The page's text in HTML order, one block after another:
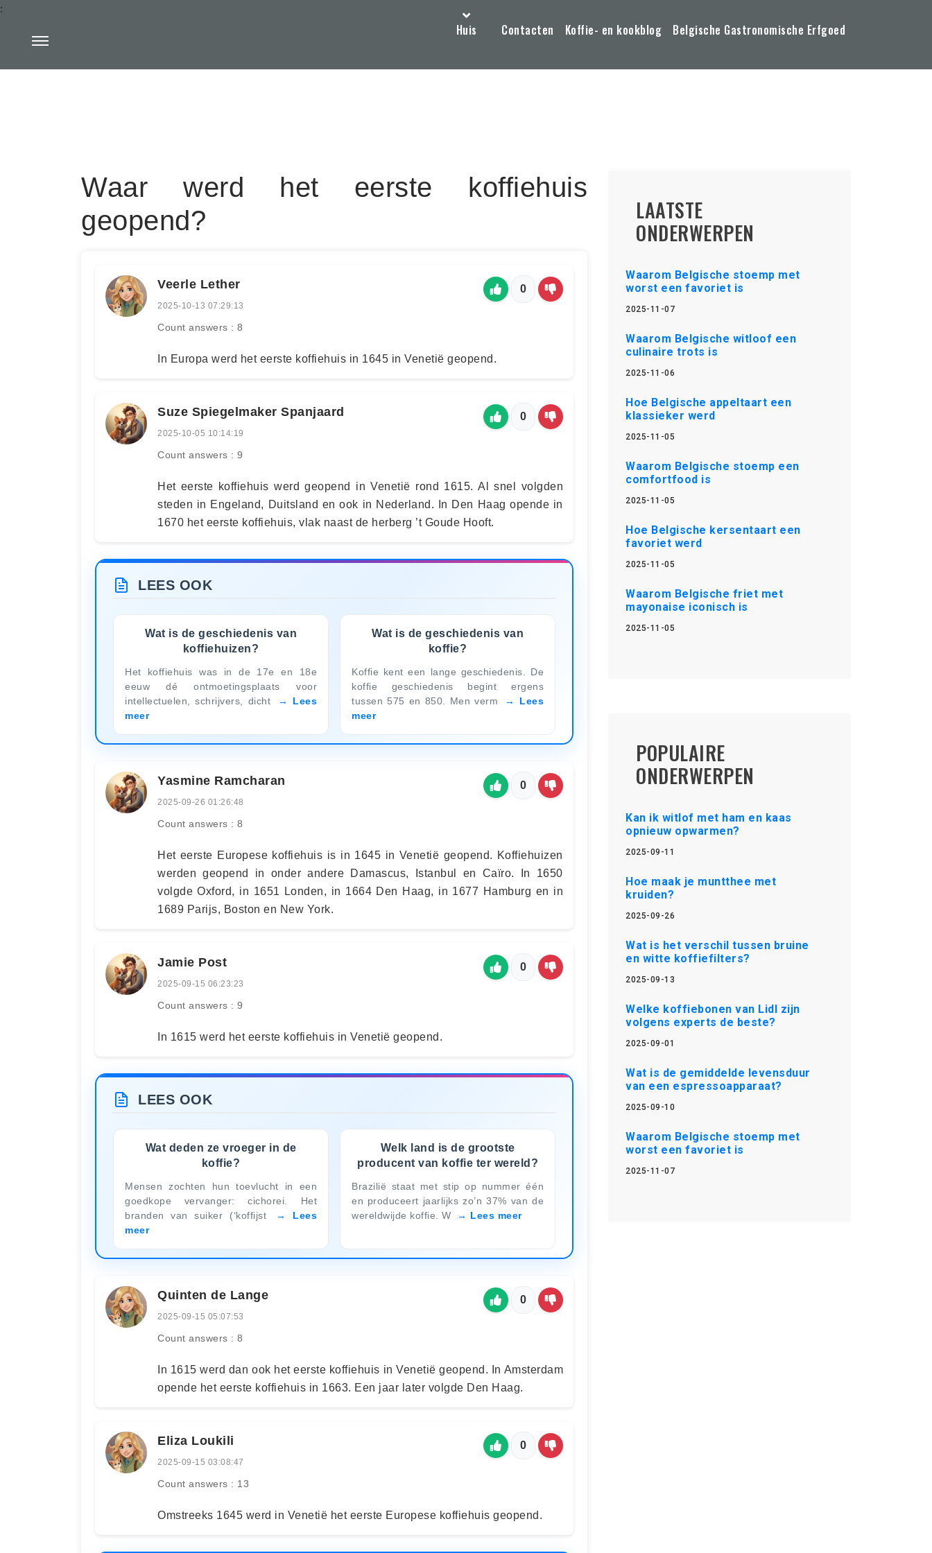
Huis Contacten Koffie- en kookblog Belgische Gastronomische Erfgoed
:
Waar werd het eerste koffiehuis
geopend?
Veerle Lether
2025-10-13 07:29:13
Count answers : 8
0
In Europa werd het eerste koffiehuis in 1645 in Venetië geopend.
Suze Spiegelmaker Spanjaard
2025-10-05 10:14:19
Count answers : 9
0
Het eerste koffiehuis werd geopend in Venetië rond 1615. Al snel volgden
steden in Engeland, Duitsland en ook in Nederland. In Den Haag opende in
1670 het eerste koffiehuis, vlak naast de herberg ’t Goude Hooft.
LEES OOK
Wat is de geschiedenis van
koffiehuizen?
Het koffiehuis was in de 17e en 18e
eeuw dé ontmoetingsplaats voor
intellectuelen, schrijvers, dicht
Lees
meer
Wat is de geschiedenis van
koffie?
Koffie kent een lange geschiedenis. De
koffie geschiedenis begint ergens
tussen 575 en 850. Men verm
Lees
meer
Yasmine Ramcharan
2025-09-26 01:26:48
Count answers : 8
0
Het eerste Europese koffiehuis is in 1645 in Venetië geopend. Koffiehuizen
werden geopend in onder andere Damascus, Istanbul en Caïro. In 1650
volgde Oxford, in 1651 Londen, in 1664 Den Haag, in 1677 Hamburg en in
1689 Parijs, Boston en New York.
Jamie Post
2025-09-15 06:23:23
Count answers : 9
0
In 1615 werd het eerste koffiehuis in Venetië geopend.
LEES OOK
Wat deden ze vroeger in de
koffie?
Mensen zochten hun toevlucht in een
goedkope vervanger: cichorei. Het
branden van suiker (‘koffijst
Lees
meer
Welk land is de grootste
producent van koffie ter wereld?
Brazilië staat met stip op nummer één
en produceert jaarlijks zo’n 37% van de
wereldwijde koffie. W
Lees meer
Quinten de Lange
2025-09-15 05:07:53
Count answers : 8
0
In 1615 werd dan ook het eerste koffiehuis in Venetië geopend. In Amsterdam
opende het eerste koffiehuis in 1663. Een jaar later volgde Den Haag.
Eliza Loukili
2025-09-15 03:08:47
Count answers : 13
0
Omstreeks 1645 werd in Venetië het eerste Europese koffiehuis geopend.
LAATSTE
ONDERWERPEN
Waarom Belgische stoemp met
worst een favoriet is
2025-11-07
Waarom Belgische witloof een
culinaire trots is
2025-11-06
Hoe Belgische appeltaart een
klassieker werd
2025-11-05
Waarom Belgische stoemp een
comfortfood is
2025-11-05
Hoe Belgische kersentaart een
favoriet werd
2025-11-05
Waarom Belgische friet met
mayonaise iconisch is
2025-11-05
POPULAIRE
ONDERWERPEN
Kan ik witlof met ham en kaas
opnieuw opwarmen?
2025-09-11
Hoe maak je muntthee met
kruiden?
2025-09-26
Wat is het verschil tussen bruine
en witte koffiefilters?
2025-09-13
Welke koffiebonen van Lidl zijn
volgens experts de beste?
2025-09-01
Wat is de gemiddelde levensduur
van een espressoapparaat?
2025-09-10
Waarom Belgische stoemp met
worst een favoriet is
2025-11-07